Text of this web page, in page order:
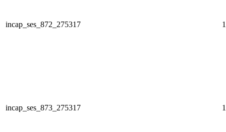
incap_ses_872_275317
incap_ses_873_275317